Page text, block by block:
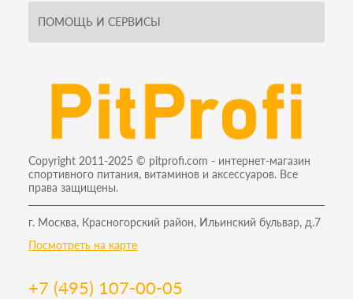
ПОМОЩЬ И СЕРВИСЫ
Copyright 2011-2025 © pitprofi.com - интернет-магазин
спортивного питания, витаминов и аксессуаров. Все
права защищены.
г. Москва, Красногорский район, Ильинский бульвар, д.7
Посмотреть на карте
+7 (495) 107-00-05